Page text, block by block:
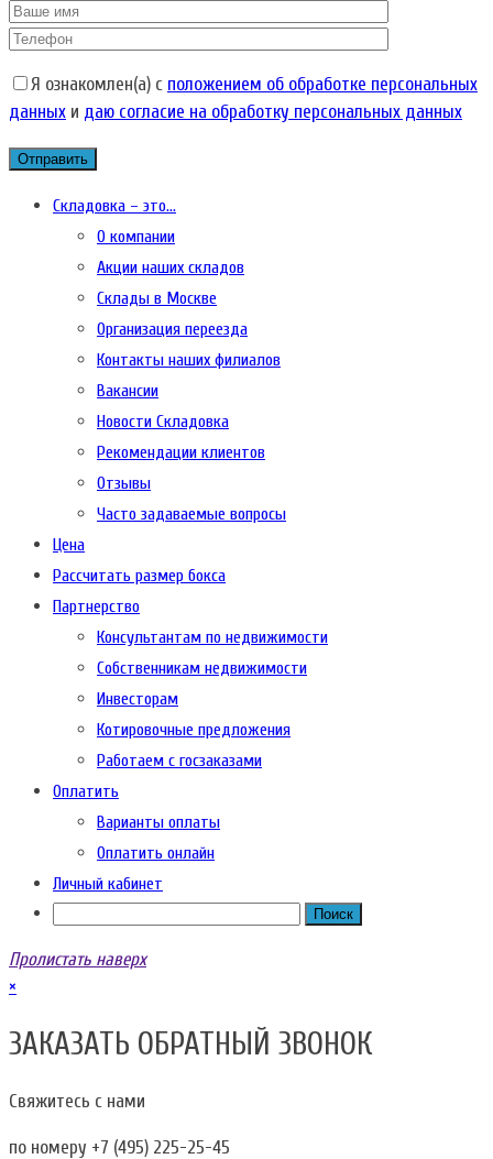
Я ознакомлен(а) с положением об обработке персональных
данных и даю согласие на обработку персональных данных
Складовка – это…
О компании
Акции наших складов
Склады в Москве
Организация переезда
Контакты наших филиалов
Вакансии
Новости Складовка
Рекомендации клиентов
Отзывы
Часто задаваемые вопросы
Цена
Рассчитать размер бокса
Партнерство
Консультантам по недвижимости
Собственникам недвижимости
Инвесторам
Котировочные предложения
Работаем с госзаказами
Оплатить
Варианты оплаты
Оплатить онлайн
Личный кабинет
Пролистать наверх
×
ЗАКАЗАТЬ ОБРАТНЫЙ ЗВОНОК
Свяжитесь с нами
по номеру +7 (495) 225-25-45